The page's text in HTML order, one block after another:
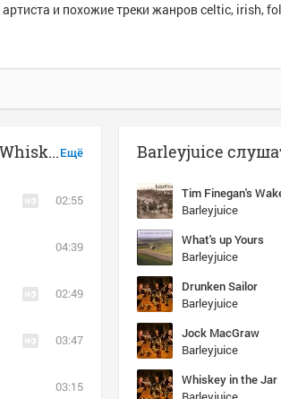
артиста и похожие треки жанров celtic, irish,
Ещё
Музыка похожая на Barleyjuice - Whiskey in the Jar
02:55
04:39
02:49
03:47
03:15
Barleyjuice
Tim Finegan's
Barleyjuice
What's up Yours
Barleyjuice
Drunken Sailor
Barleyjuice
Jock MacGraw
Barleyjuice
Whiskey in the Jar